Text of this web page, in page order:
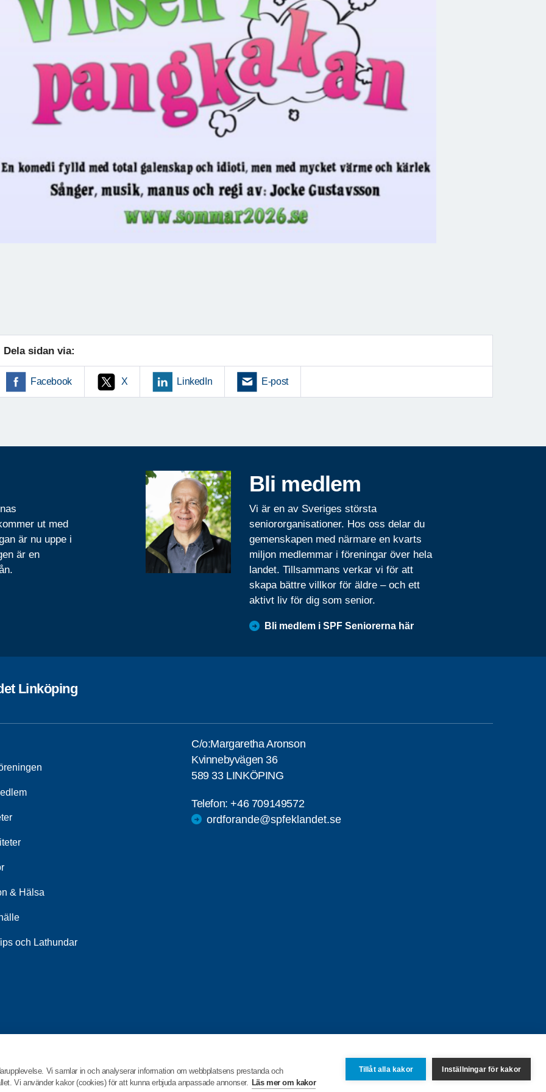
Vi samlar in och analyserar information om webbplatsens prestanda och
Vi använder kakor (cookies) för att kunna erbjuda anpassade annonser. Läs mer om kakor
Tillåt alla kakor Inställningar för kakor
Dela sidan via:
Facebook X LinkedIn E-post
ut med
är nu uppe i
är en
Bli medlem
Vi är en av Sveriges största
seniororganisationer. Hos oss delar du
gemenskapen med närmare en kvarts
miljon medlemmar i föreningar över hela
landet. Tillsammans verkar vi för att
skapa bättre villkor för äldre – och ett
aktivt liv för dig som senior.
Bli medlem i SPF Seniorerna här
Linköping
& Hälsa
och Lathundar
C/o:Margaretha Aronson
Kvinnebyvägen 36
589 33 LINKÖPING
Telefon:+46 709149572
ordforande@spfeklandet.se